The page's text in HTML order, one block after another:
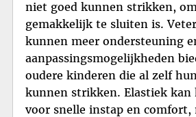
niet goed kunnen strikken,
gemakkelijk te sluiten is.
kunnen meer ondersteuning
aanpassingsmogelijkheden
oudere kinderen die al zelf
kunnen strikken. Elastiek kan
voor snelle instap en comfort,